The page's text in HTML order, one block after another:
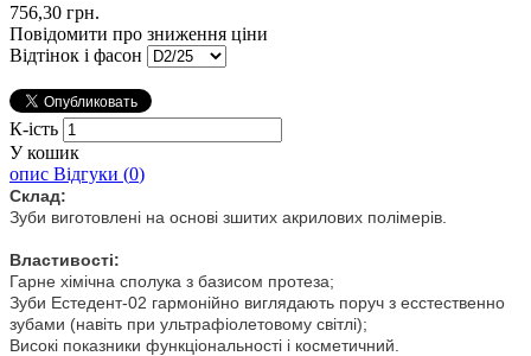
756,30 грн.
Повідомити про зниження ціни
Відтінок і фасон
К-ість
У кошик
опис Відгуки (0)
Склад:
Зуби виготовлені на основі зшитих акрилових полімерів.
Властивості:
Гарне хімічна сполука з базисом протеза;
Зуби Естедент-02 гармонійно виглядають поруч з есстественно
зубами (навіть при ультрафіолетовому світлі);
Високі показники функціональності і косметичний.